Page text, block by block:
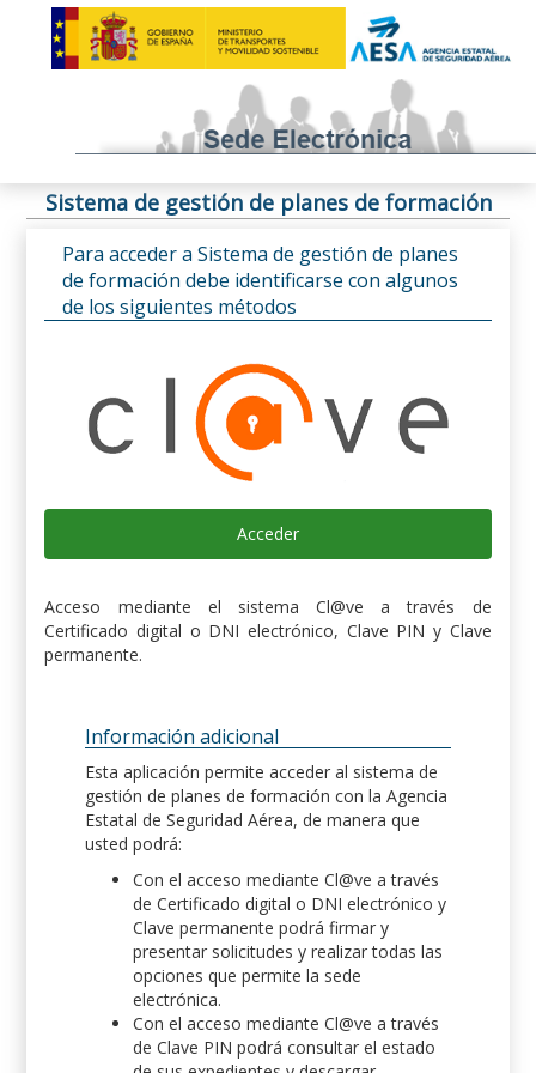
Sistema de gestión de planes de formación
Para acceder a Sistema de gestión de planes
de formación debe identificarse con algunos
de los siguientes métodos
Acceder
Acceso mediante el sistema Cl@ve a través de
Certificado digital o DNI electrónico, Clave PIN y Clave
permanente.
Información adicional
Esta aplicación permite acceder al sistema de
gestión de planes de formación con la Agencia
Estatal de Seguridad Aérea, de manera que
usted podrá:
Con el acceso mediante Cl@ve a través
de Certificado digital o DNI electrónico y
Clave permanente podrá firmar y
presentar solicitudes y realizar todas las
opciones que permite la sede
electrónica.
Con el acceso mediante Cl@ve a través
de Clave PIN podrá consultar el estado